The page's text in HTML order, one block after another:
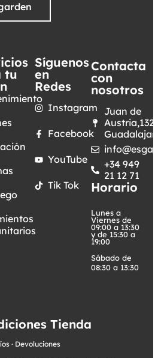
tu
Síguenos
en
Redes
Instagram
Facebook
YouTube
Tik Tok
Contacta
con
nosotros
Juan de
Austria,132.
+34 949
21 12 71
Horario
Lunes a
Viernes de
09:00 a 13:30
y de 15:30 a
19:00
Sábado de
08:30 a 13:30
Tienda
· Devoluciones